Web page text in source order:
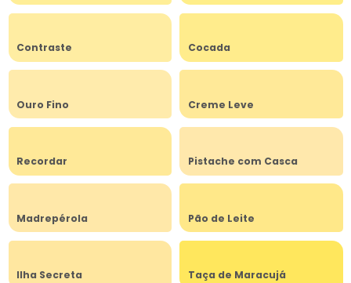
Contraste Cocada
Ouro Fino Creme Leve
Recordar Pistache com Casca
Madrepérola Pão de Leite
Ilha Secreta Taça de Maracujá